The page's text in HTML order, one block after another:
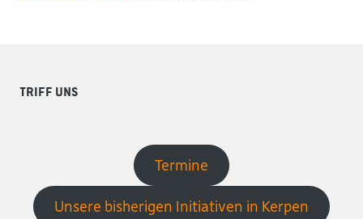
Triff uns
Termine
Unsere bisherigen Initiativen in Kerpen